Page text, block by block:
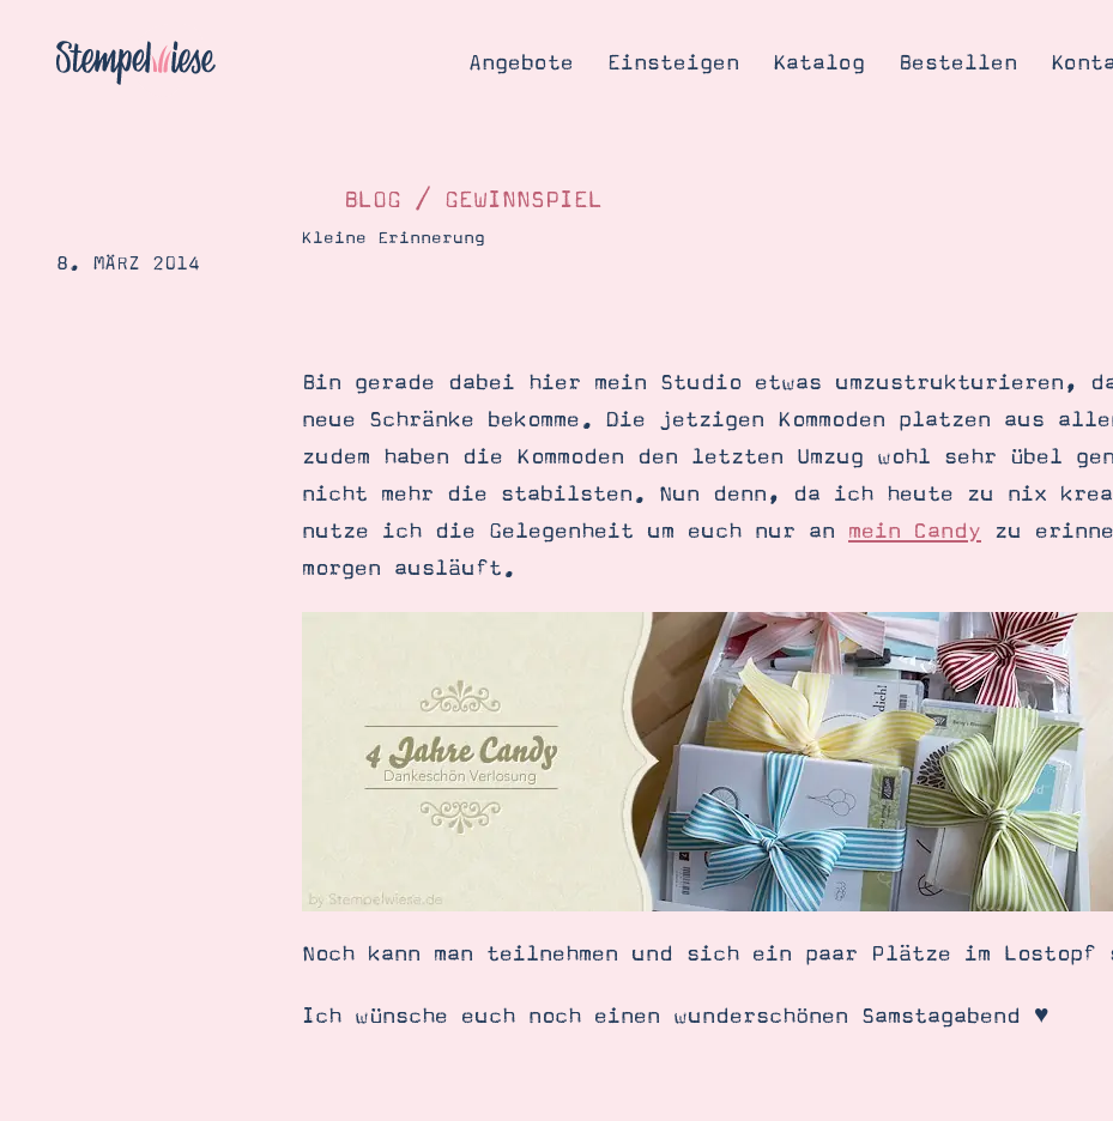
Angebote Einsteigen Katalog Bestellen
Blog
Gutscheine
Produkte erklärt
Über mich
Über Stampin’ Up!
Datenschutz
SUCHE
BLOG / GEWINNSPIEL
Kleine Erinnerung
8. MÄRZ 2014
Bin gerade dabei hier mein Studio etwas umzustrukturieren,
neue Schränke bekomme. Die jetzigen Kommoden platzen aus
zudem haben die Kommoden den letzten Umzug wohl sehr übel
nicht mehr die stabilsten. Nun denn, da ich heute zu nix
nutze ich die Gelegenheit um euch nur an mein Candy zu
morgen ausläuft.
Noch kann man teilnehmen und sich ein paar Plätze im Lostopf
Ich wünsche euch noch einen wunderschönen Samstagabend ♥